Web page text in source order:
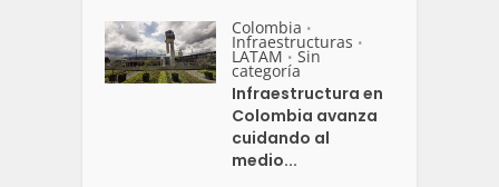
Colombia •
Infraestructuras •
LATAM • Sin
categoría
Infraestructura en
Colombia avanza
cuidando al
medio...